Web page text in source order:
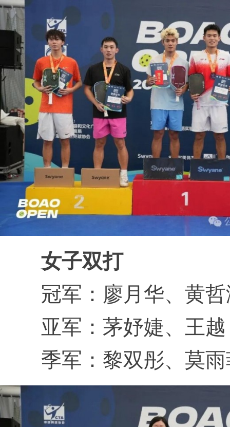
女子双打
冠军：廖月华、黄哲
亚军：茅妤婕、王越
季军：黎双彤、莫雨